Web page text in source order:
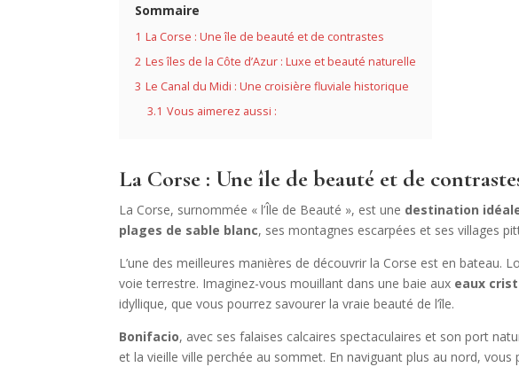
Sommaire
1 La Corse : Une île de beauté et de contrastes
2 Les îles de la Côte d’Azur : Luxe et beauté naturelle
3 Le Canal du Midi : Une croisière fluviale historique
3.1 Vous aimerez aussi :
La Corse : Une île de beauté et de
La Corse, surnommée « l’Île de Beauté », est une destination
plages de sable blanc, ses montagnes escarpées et ses villages
L’une des meilleures manières de découvrir la Corse est en bateau.
voie terrestre. Imaginez-vous mouillant dans une baie aux eaux
idyllique, que vous pourrez savourer la vraie beauté de l’île.
Bonifacio, avec ses falaises calcaires spectaculaires et son port
et la vieille ville perchée au sommet. En naviguant plus au nord,